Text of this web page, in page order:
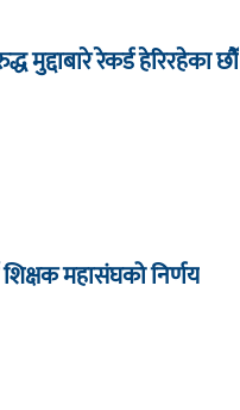
मुद्दाबारे रेकर्ड हेरिरहेका छौँ
महासंघको निर्णय